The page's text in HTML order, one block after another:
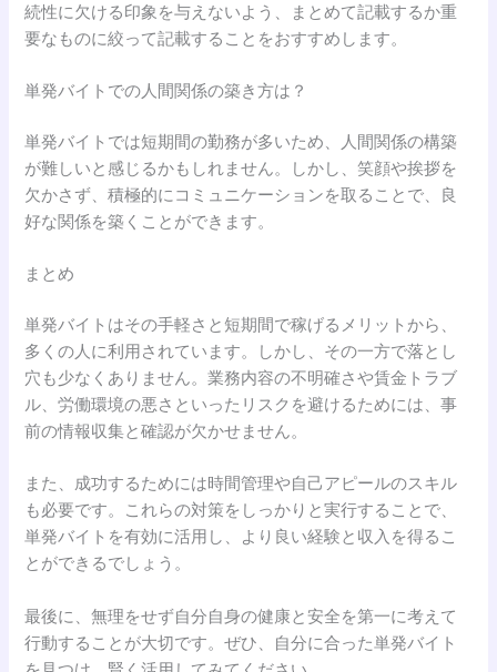
続性に欠ける印象を与えないよう、まとめて記載するか重
要なものに絞って記載することをおすすめします。
単発バイトでの人間関係の築き方は？
単発バイトでは短期間の勤務が多いため、人間関係の構築
が難しいと感じるかもしれません。しかし、笑顔や挨拶を
欠かさず、積極的にコミュニケーションを取ることで、良
好な関係を築くことができます。
まとめ
単発バイトはその手軽さと短期間で稼げるメリットから、
多くの人に利用されています。しかし、その一方で落とし
穴も少なくありません。業務内容の不明確さや賃金トラブ
ル、労働環境の悪さといったリスクを避けるためには、事
前の情報収集と確認が欠かせません。
また、成功するためには時間管理や自己アピールのスキル
も必要です。これらの対策をしっかりと実行することで、
単発バイトを有効に活用し、より良い経験と収入を得るこ
とができるでしょう。
最後に、無理をせず自分自身の健康と安全を第一に考えて
行動することが大切です。ぜひ、自分に合った単発バイト